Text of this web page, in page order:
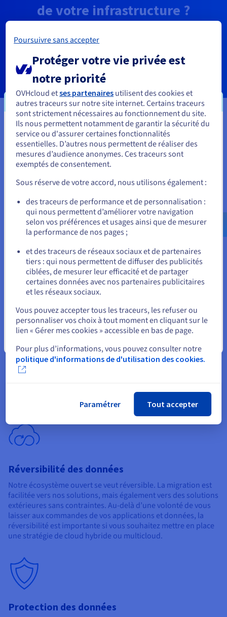
de votre infrastructure ?
pour une migration.
En savoir plus
Pourquoi choisir OVHcloud
comme fournisseur de services
cloud ?
Le choix de votre fournisseur de services cloud est primordial
et répond à des critères d’appréciation. Chez OVHcloud,
toutes nos solutions cloudIaaS, PaaS et SaaSpartagent des
valeurs communes : l’ouverture, la réversibilité,
l’interopérabilité et la transparence.
La sécurité, qui est au cœur de nos préoccupations, constitue
la base de la conception de tous nos produits, de la
fabrication des serveurs aux services qu’ils supportent. Nous
respectons les réglementations locales en vigueur, tout en
répondant à différentes certifications et normes de
conformité. Parmi celles-ci, selon les offres et le centre de
bancaires) et HDS (données de santé).
Réversibilité des données
Notre écosystème ouvert se veut réversible. La migration est
facilitée vers nos solutions, mais également vers des solutions
extérieures sans contraintes. Au-delà d’une volonté de vous
laisser aux commandes de vos applications et données, la
réversibilité est importante si vous souhaitez mettre en place
une stratégie de cloud hybride ou multicloud.
Protection des données
Vous semblez être localisé en États-
Unis.
Pour commander, rendez-vous sur le site de votre pays (États-
Allez sur le site États-Unis
us.ovhcloud.com/
Anglais USD - $
ou
Rester sur le site actuel
Sélectionner un autre site web
Poursuivre sans accepter
Protéger votre vie privée est
notre priorité
OVHcloud etses partenaires utilisent des cookies et
autres traceurs sur notre site internet. Certains traceurs
sont strictement nécessaires au fonctionnement du site.
Ils nous permettent notamment de garantir la sécurité du
service ou d'assurer certaines fonctionnalités
essentielles. D’autres nous permettent de réaliser des
mesures d’audience anonymes. Ces traceurs sont
exemptés de consentement.
Sous réserve de votre accord, nous utilisons également :
des traceurs de performance et de personnalisation :
qui nous permettent d’améliorer votre navigation
selon vos préférences et usages ainsi que de mesurer
la performance de nos pages ;
et des traceurs de réseaux sociaux et de partenaires
tiers : qui nous permettent de diffuser des publicités
ciblées, de mesurer leur efficacité et de partager
certaines données avec nos partenaires publicitaires
et les réseaux sociaux.
Vous pouvez accepter tous les traceurs, les refuser ou
personnaliser vos choix à tout moment en cliquant sur le
lien « Gérer mes cookies » accessible en bas de page.
Pour plus d’informations, vous pouvez consulter notre
politique d'informations de d'utilisation des cookies.
Paramétrer Tout accepter